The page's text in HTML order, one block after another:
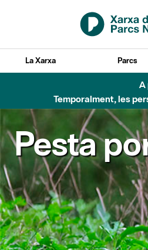
Salta al contingut principal
La Xarxa Parcs
A
Temporalment, les
Pesta